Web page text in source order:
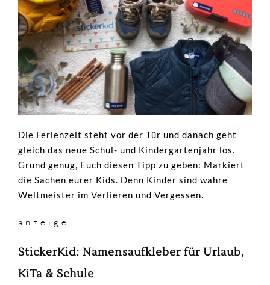
Die Ferienzeit steht vor der Tür und danach geht
gleich das neue Schul- und Kindergartenjahr los.
Grund genug, Euch diesen Tipp zu geben: Markiert
die Sachen eurer Kids. Denn Kinder sind wahre
Weltmeister im Verlieren und Vergessen.
a n z e i g e
StickerKid: Namensaufkleber für Urlaub,
KiTa & Schule